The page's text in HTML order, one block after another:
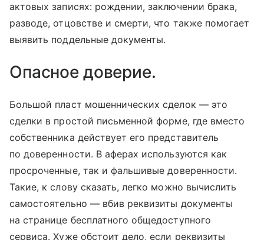
актовых записях: рождении, заключении брака,
разводе, отцовстве и смерти, что также помогает
выявить поддельные документы.
Опасное доверие.
Большой пласт мошеннических сделок — это
сделки в простой письменной форме, где вместо
собственника действует его представитель
по доверенности. В аферах используются как
просроченные, так и фальшивые доверенности.
Такие, к слову сказать, легко можно вычислить
самостоятельно — вбив реквизиты документы
на странице бесплатного общедоступного
сервиса. Хуже обстоит дело, если реквизиты